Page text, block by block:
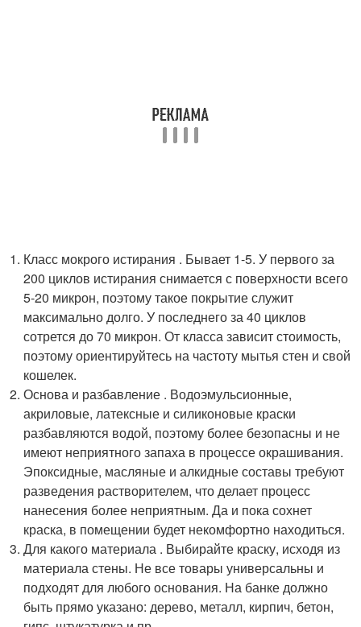
Класс мокрого истирания . Бывает 1-5. У первого за
200 циклов истирания снимается с поверхности всего
5-20 микрон, поэтому такое покрытие служит
максимально долго. У последнего за 40 циклов
сотрется до 70 микрон. От класса зависит стоимость,
поэтому ориентируйтесь на частоту мытья стен и свой
кошелек.
Основа и разбавление . Водоэмульсионные,
акриловые, латексные и силиконовые краски
разбавляются водой, поэтому более безопасны и не
имеют неприятного запаха в процессе окрашивания.
Эпоксидные, масляные и алкидные составы требуют
разведения растворителем, что делает процесс
нанесения более неприятным. Да и пока сохнет
краска, в помещении будет некомфортно находиться.
Для какого материала . Выбирайте краску, исходя из
материала стены. Не все товары универсальны и
подходят для любого основания. На банке должно
быть прямо указано: дерево, металл, кирпич, бетон,